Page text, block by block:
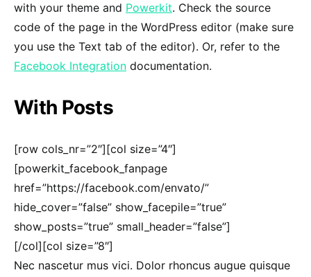
with your theme and Powerkit. Check the source
code of the page in the WordPress editor (make sure
you use the Text tab of the editor). Or, refer to the
Facebook Integration documentation.
With Posts
[row cols_nr=”2″][col size=”4″]
[powerkit_facebook_fanpage
href=”https://facebook.com/envato/”
hide_cover=”false” show_facepile=”true”
show_posts=”true” small_header=”false”]
[/col][col size=”8″]
Nec nascetur mus vici. Dolor rhoncus augue quisque